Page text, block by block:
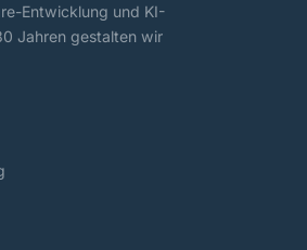
Entwicklung und KI-
Jahren gestalten wir